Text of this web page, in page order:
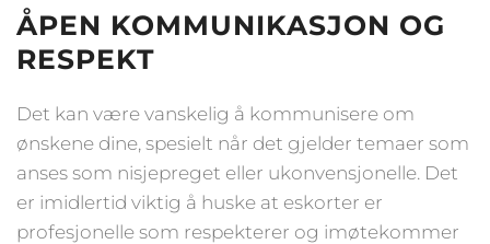
ÅPEN KOMMUNIKASJON OG
RESPEKT
Det kan være vanskelig å kommunisere om
ønskene dine, spesielt når det gjelder temaer som
anses som nisjepreget eller ukonvensjonelle. Det
er imidlertid viktig å huske at eskorter er
profesjonelle som respekterer og imøtekommer